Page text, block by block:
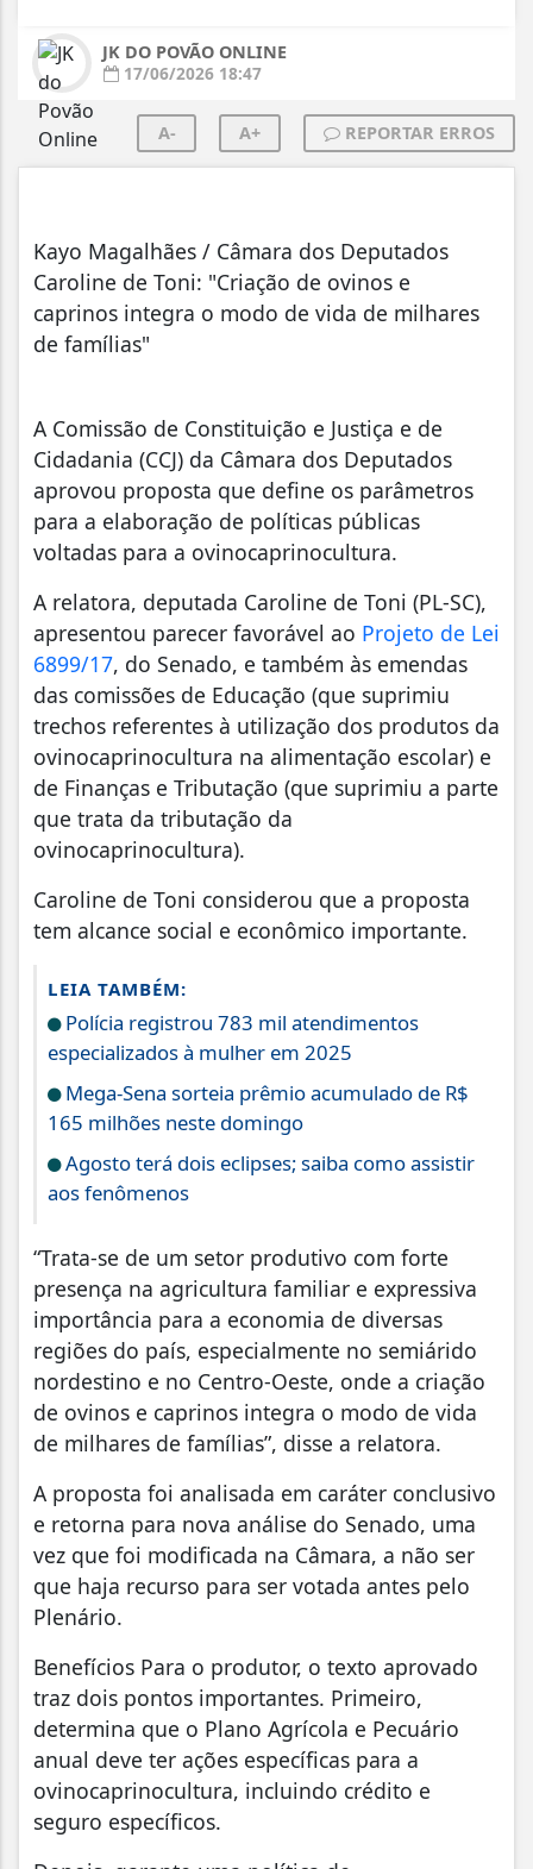
JK DO POVÃO ONLINE
17/06/2026 18:47
A- A+ REPORTAR ERROS
Kayo Magalhães / Câmara dos Deputados
Caroline de Toni: "Criação de ovinos e
caprinos integra o modo de vida de milhares
de famílias"
A Comissão de Constituição e Justiça e de
Cidadania (CCJ) da Câmara dos Deputados
aprovou proposta que define os parâmetros
para a elaboração de políticas públicas
voltadas para a ovinocaprinocultura.
A relatora, deputada Caroline de Toni (PL-SC),
apresentou parecer favorável ao Projeto de Lei
6899/17, do Senado, e também às emendas
das comissões de Educação (que suprimiu
trechos referentes à utilização dos produtos da
ovinocaprinocultura na alimentação escolar) e
de Finanças e Tributação (que suprimiu a parte
que trata da tributação da
ovinocaprinocultura).
Caroline de Toni considerou que a proposta
tem alcance social e econômico importante.
LEIA TAMBÉM:
Polícia registrou 783 mil atendimentos
especializados à mulher em 2025
Mega-Sena sorteia prêmio acumulado de R$
165 milhões neste domingo
Agosto terá dois eclipses; saiba como assistir
aos fenômenos
“Trata-se de um setor produtivo com forte
presença na agricultura familiar e expressiva
importância para a economia de diversas
regiões do país, especialmente no semiárido
nordestino e no Centro-Oeste, onde a criação
de ovinos e caprinos integra o modo de vida
de milhares de famílias”, disse a relatora.
A proposta foi analisada em caráter conclusivo
e retorna para nova análise do Senado, uma
vez que foi modificada na Câmara, a não ser
que haja recurso para ser votada antes pelo
Plenário.
Benefícios Para o produtor, o texto aprovado
traz dois pontos importantes. Primeiro,
determina que o Plano Agrícola e Pecuário
anual deve ter ações específicas para a
ovinocaprinocultura, incluindo crédito e
seguro específicos.